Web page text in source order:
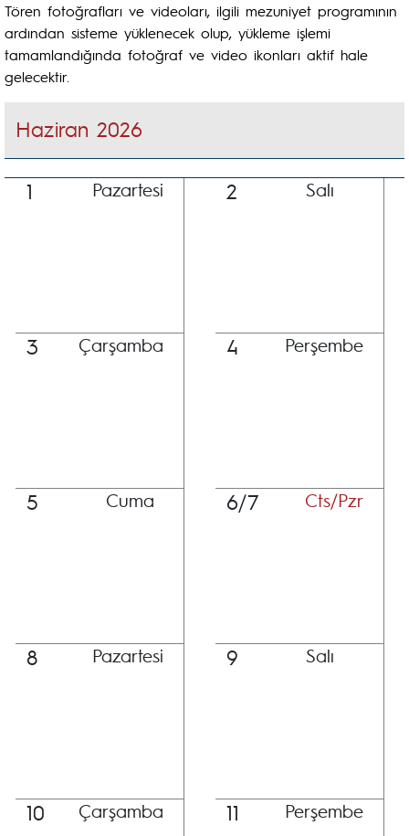
Tören fotoğrafları ve videoları, ilgili mezuniyet programının
ardından sisteme yüklenecek olup, yükleme işlemi
tamamlandığında fotoğraf ve video ikonları aktif hale
gelecektir.
Haziran 2026
1 Pazartesi 2 Salı
3 Çarşamba 4 Perşembe
5 Cuma 6/7 Cts/Pzr
8 Pazartesi 9 Salı
10 Çarşamba 11 Perşembe